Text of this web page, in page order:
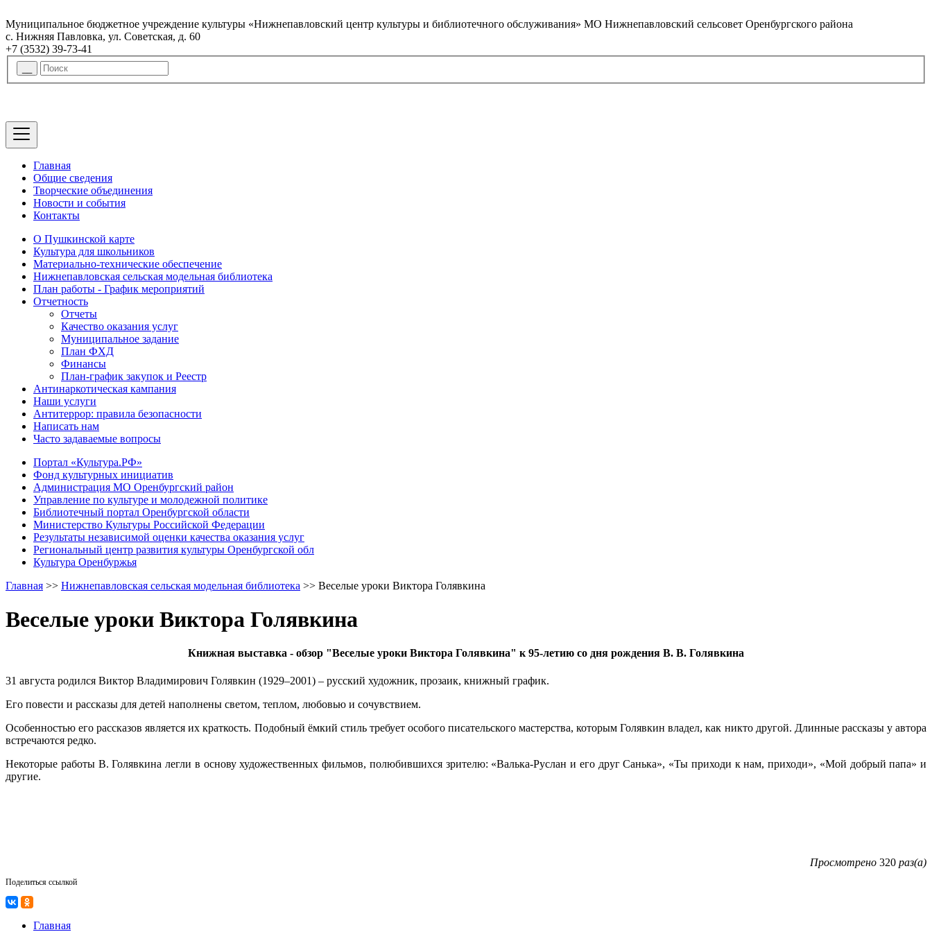
Муниципальное бюджетное учреждение культуры «Нижнепавловский центр культуры и библиотечного обслуживания» МО Нижнепавловский сельсовет Оренбургского района
с. Нижняя Павловка, ул. Советская, д. 60
+7 (3532) 39-73-41
Главная
Общие сведения
Творческие объединения
Новости и события
Контакты
О Пушкинской карте
Культура для школьников
Материально-технические обеспечение
Нижнепавловская сельская модельная библиотека
План работы - График мероприятий
Отчетность
Отчеты
Качество оказания услуг
Муниципальное задание
План ФХД
Финансы
План-график закупок и Реестр
Антинаркотическая кампания
Наши услуги
Антитеррор: правила безопасности
Написать нам
Часто задаваемые вопросы
Портал «Культура.РФ»
Фонд культурных инициатив
Администрация МО Оренбургский район
Управление по культуре и молодежной политике
Библиотечный портал Оренбургской области
Министерство Культуры Российской Федерации
Результаты независимой оценки качества оказания услуг
Региональный центр развития культуры Оренбургской обл
Культура Оренбуржья
Главная >> Нижнепавловская сельская модельная библиотека >> Веселые уроки Виктора Голявкина
Веселые уроки Виктора Голявкина
Книжная выставка - обзор "Веселые уроки Виктора Голявкина" к 95-летию со дня рождения В. В. Голявкина
31 августа родился Виктор Владимирович Голявкин (1929–2001) – русский художник, прозаик, книжный график.
Его повести и рассказы для детей наполнены светом, теплом, любовью и сочувствием.
Особенностью его рассказов является их краткость. Подобный ёмкий стиль требует особого писательского мастерства, которым Голявкин владел, как никто другой. Длинные рассказы у автора
встречаются редко.
Некоторые работы В. Голявкина легли в основу художественных фильмов, полюбившихся зрителю: «Валька-Руслан и его друг Санька», «Ты приходи к нам, приходи», «Мой добрый папа» и
другие.
Просмотрено 320 раз(а)
Поделиться ссылкой
Главная